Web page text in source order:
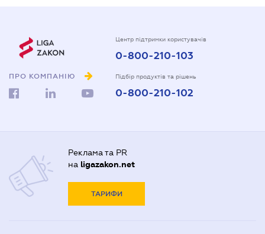
ПРО КОМПАНІЮ
Центр підтримки користувачів
0-800-210-103
Підбір продуктів та рішень
0-800-210-102
Реклама та PR
на ligazakon.net
ТАРИФИ